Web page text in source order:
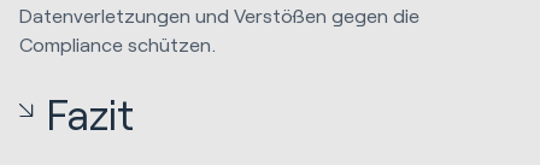
Datenverletzungen und Verstößen gegen die
Compliance schützen.
Fazit